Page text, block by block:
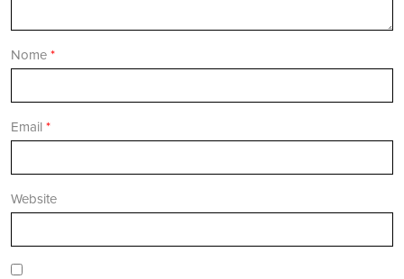
Nome *
Email *
Website